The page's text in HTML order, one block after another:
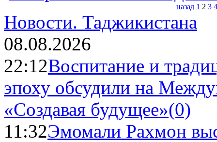
назад 1 2 3 4
Новости. Таджикистана
08.08.2026
22:12Воспитание и
эпоху обсудили на
«Создавая будущее»(0)
11:32Эмомали Рахмон